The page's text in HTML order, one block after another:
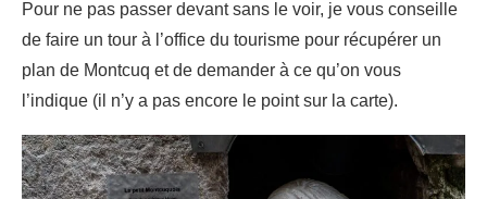
Pour ne pas passer devant sans le voir, je vous conseille
de faire un tour à l’office du tourisme pour récupérer un
plan de Montcuq et de demander à ce qu’on vous
l’indique (il n’y a pas encore le point sur la carte).